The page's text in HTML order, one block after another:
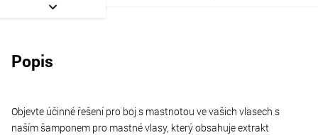
Popis
Objevte účinné řešení pro boj s mastnotou ve vašich vlasech s
naším šamponem pro mastné vlasy, který obsahuje extrakt